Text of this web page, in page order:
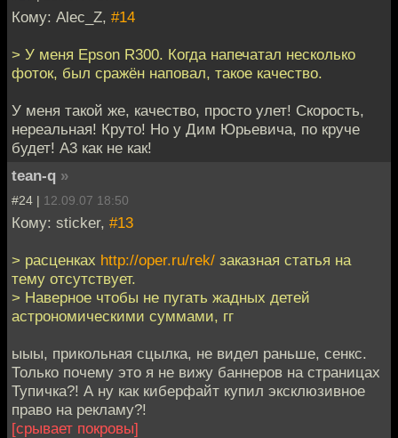
Кому: Alec_Z, #14
> У меня Epson R300. Когда напечатал несколько
фоток, был сражён наповал, такое качество.
У меня такой же, качество, просто улет! Скорость,
нереальная! Круто! Но у Дим Юрьевича, по круче
будет! А3 как не как!
tean-q »
#24 | 12.09.07 18:50
Кому: sticker, #13
> расценках http://oper.ru/rek/ заказная статья на
тему отсутствует.
> Наверное чтобы не пугать жадных детей
астрономическими суммами, гг
ыыы, прикольная сцылка, не видел раньше, сенкс.
Только почему это я не вижу баннеров на страницах
Тупичка?! А ну как киберфайт купил эксклюзивное
право на рекламу?!
[срывает покровы]